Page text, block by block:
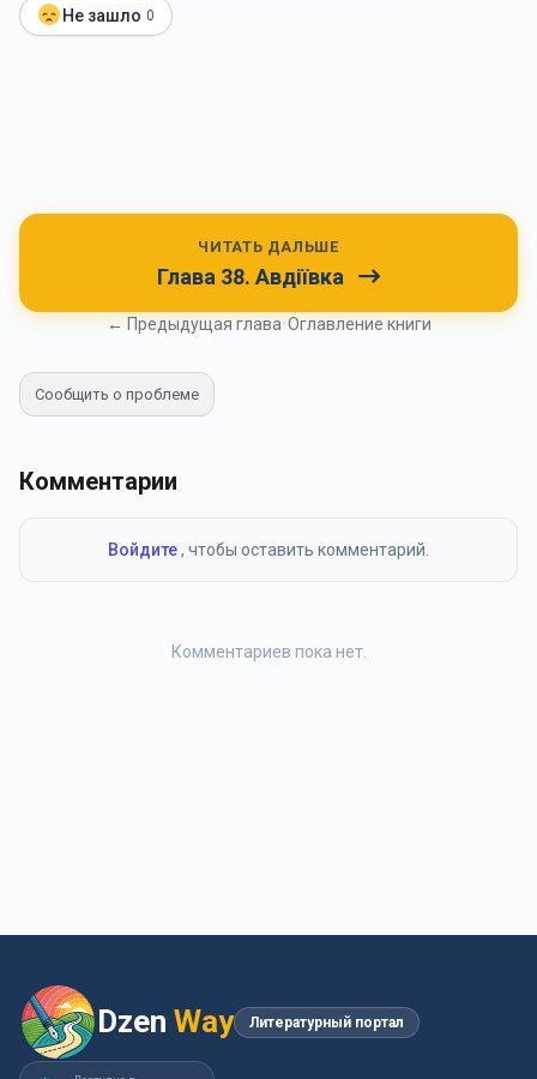
Не зашло 0
ЧИТАТЬ ДАЛЬШЕ
Глава 38. Авдіївка
← Предыдущая глава Оглавление книги
Сообщить о проблеме
Комментарии
Войдите, чтобы оставить комментарий.
Комментариев пока нет.
Dzen Way Литературный портал